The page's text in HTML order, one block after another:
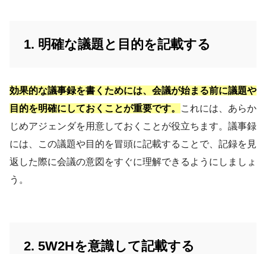
1. 明確な議題と目的を記載する
効果的な議事録を書くためには、会議が始まる前に議題や
目的を明確にしておくことが重要です。
これには、あらか
じめアジェンダを用意しておくことが役立ちます。議事録
には、この議題や目的を冒頭に記載することで、記録を見
返した際に会議の意図をすぐに理解できるようにしましょ
う。
2. 5W2Hを意識して記載する